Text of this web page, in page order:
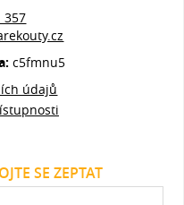
357
c5fmnu5
údajů
SE ZEPTAT